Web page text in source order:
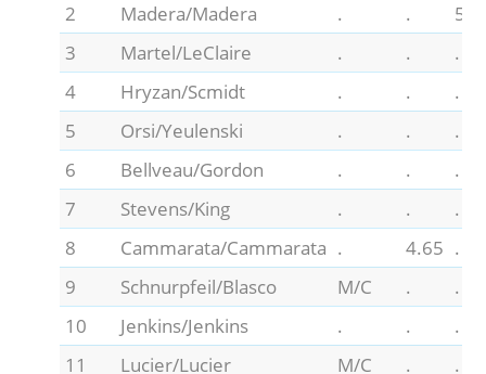
2
Madera/Madera . .
3
Martel/LeClaire . .
.
4
Hryzan/Scmidt . .
.
5
Orsi/Yeulenski . .
.
6
Bellveau/Gordon . .
.
7
Stevens/King . .
.
8
Cammarata/Cammarata . 4.65 .
9
Schnurpfeil/Blasco M/C .
.
10
Jenkins/Jenkins . .
.
11
Lucier/Lucier M/C .
.